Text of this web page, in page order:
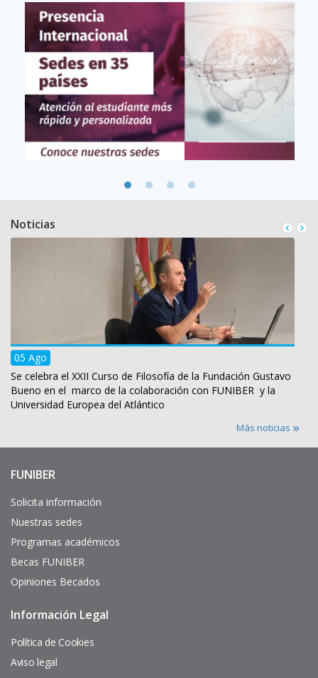
Noticias
05 Ago
Se celebra el XXII Curso de Filosofía de la Fundación Gustavo
Bueno en el marco de la colaboración con FUNIBER y la
Universidad Europea del Atlántico
Más noticias
Enlaces
interés
FUNIBER
Solicita información
Nuestras sedes
Programas académicos
Becas FUNIBER
Opiniones Becados
Pie
página
Información Legal
Política de Cookies
Aviso legal